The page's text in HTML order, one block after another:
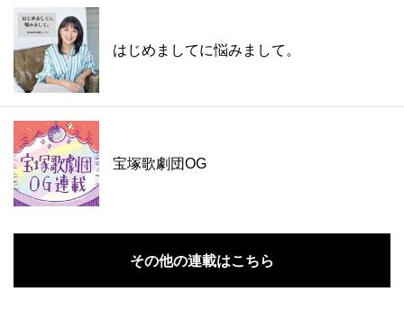
はじめましてに悩みまして。
宝塚歌劇団OG
その他の連載はこちら